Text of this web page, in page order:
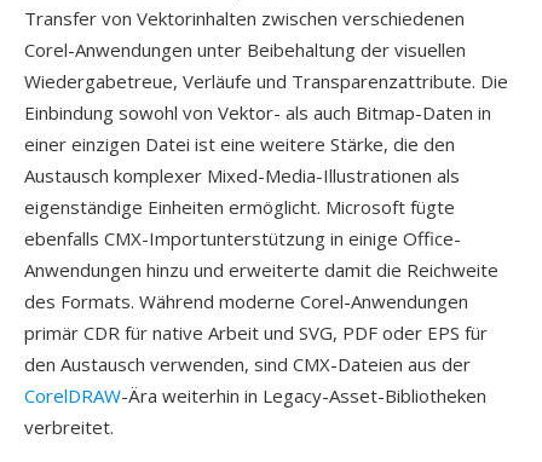
Transfer von Vektorinhalten zwischen verschiedenen
Corel-Anwendungen unter Beibehaltung der visuellen
Wiedergabetreue, Verläufe und Transparenzattribute. Die
Einbindung sowohl von Vektor- als auch Bitmap-Daten in
einer einzigen Datei ist eine weitere Stärke, die den
Austausch komplexer Mixed-Media-Illustrationen als
eigenständige Einheiten ermöglicht. Microsoft fügte
ebenfalls CMX-Importunterstützung in einige Office-
Anwendungen hinzu und erweiterte damit die Reichweite
des Formats. Während moderne Corel-Anwendungen
primär CDR für native Arbeit und SVG, PDF oder EPS für
den Austausch verwenden, sind CMX-Dateien aus der
CorelDRAW-Ära weiterhin in Legacy-Asset-Bibliotheken
verbreitet.